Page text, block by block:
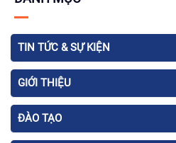
TIN TỨC & SỰ KIỆN
GIỚI THIỆU
ĐÀO TẠO